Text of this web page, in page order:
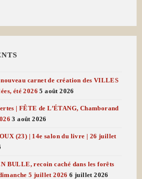
nouveau carnet de création des VILLES
été 2026 5 août 2026
| FÊTE de L’ÉTANG, Chamborand
3 août 2026
(23) | 14e salon du livre | 26 juillet
BULLE, recoin caché dans les forêts
5 juillet 2026 6 juillet 2026